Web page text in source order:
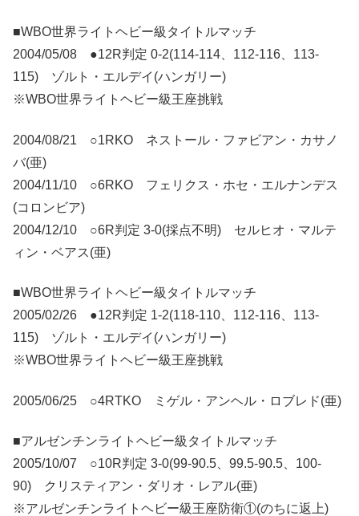
■WBO世界ライトヘビー級タイトルマッチ
2004/05/08 ●12R判定 0-2(114-114、112-116、113-
115) ゾルト・エルデイ(ハンガリー)
※WBO世界ライトヘビー級王座挑戦
2004/08/21 ○1RKO ネストール・ファビアン・カサノ
バ(亜)
2004/11/10 ○6RKO フェリクス・ホセ・エルナンデス
(コロンビア)
2004/12/10 ○6R判定 3-0(採点不明) セルヒオ・マルテ
ィン・ベアス(亜)
■WBO世界ライトヘビー級タイトルマッチ
2005/02/26 ●12R判定 1-2(118-110、112-116、113-
115) ゾルト・エルデイ(ハンガリー)
※WBO世界ライトヘビー級王座挑戦
2005/06/25 ○4RTKO ミゲル・アンヘル・ロブレド(亜)
■アルゼンチンライトヘビー級タイトルマッチ
2005/10/07 ○10R判定 3-0(99-90.5、99.5-90.5、100-
90) クリスティアン・ダリオ・レアル(亜)
※アルゼンチンライトヘビー級王座防衛①(のちに返上)